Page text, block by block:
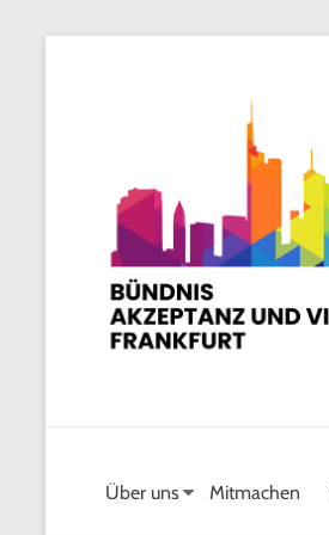
Über uns Mitmachen